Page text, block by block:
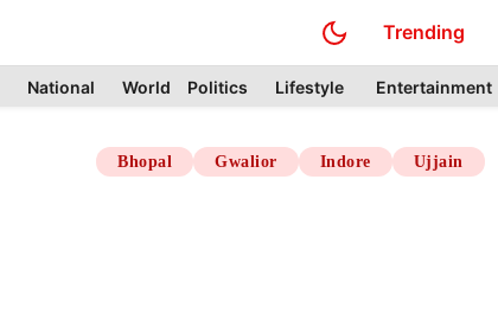
Trending
National World Politics Lifestyle Entertainment
Bhopal Gwalior Indore Ujjain